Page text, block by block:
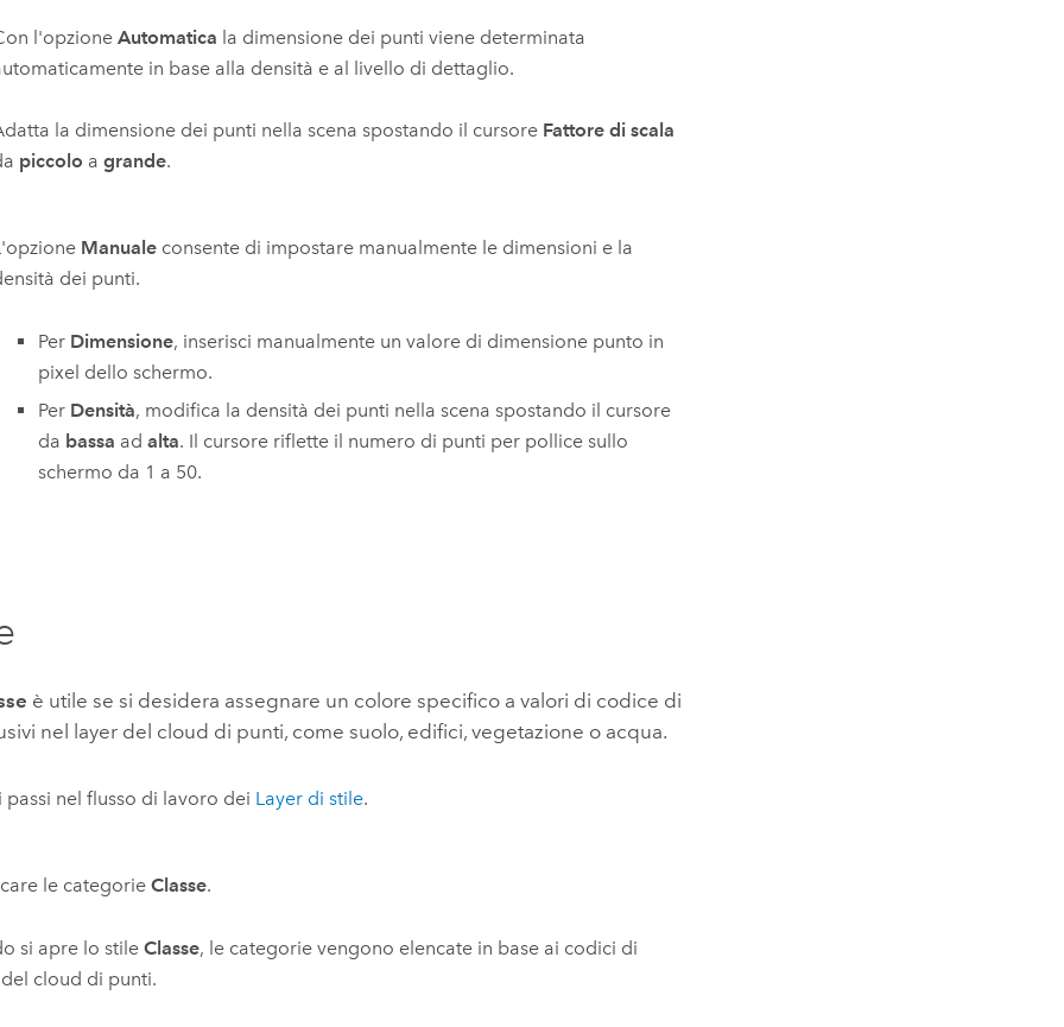
l'opzione Automatica la dimensione dei punti viene determinata
in base alla densità e al livello di dettaglio.
la dimensione dei punti nella scena spostando il cursore Fattore di scala
piccolo a grande.
Manualeconsente di impostare manualmente le dimensioni e la
dei punti.
Per Dimensione, inserisci manualmente un valore di dimensione punto in
pixel dello schermo.
Per Densità, modifica la densità dei punti nella scena spostando il cursore
da bassa ad alta. Il cursore riflette il numero di punti per pollice sullo
schermo da 1 a 50.
è utile se si desidera assegnare un colore specifico a valori di codice di
nel layer del cloud di punti, come suolo, edifici, vegetazione o acqua.
passi nel flusso di lavoro dei Layer di stile.
le categorieClasse.
si apre lo stileClasse, le categorie vengono elencate in base ai codici di
del cloud di punti.